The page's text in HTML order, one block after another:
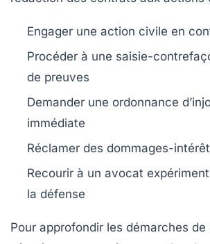
Engager une action civile en
Procéder à une saisie-
de preuves
Demander une ordonnance
immédiate
Réclamer des dommages-
Recourir à un avocat
la défense
Pour approfondir les démarches